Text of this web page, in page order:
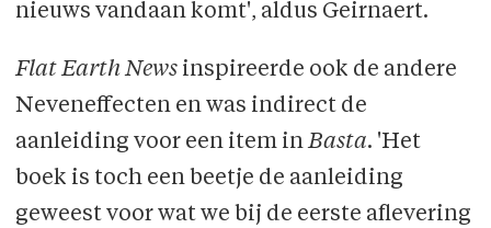
nieuws vandaan komt', aldus Geirnaert.
Flat Earth News inspireerde ook de andere
Neveneffecten en was indirect de
aanleiding voor een item inBasta. 'Het
boek is toch een beetje de aanleiding
geweest voor wat we bij de eerste aflevering